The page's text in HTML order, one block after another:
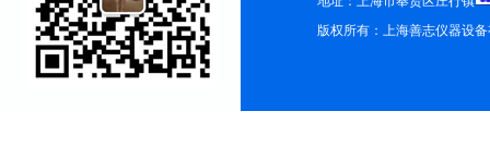
版权所有：上海善志仪器设